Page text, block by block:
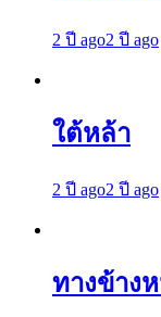
2 ปี ago2 ปี ago
ใต้หล้า
2 ปี ago2 ปี ago
ทางข้าง